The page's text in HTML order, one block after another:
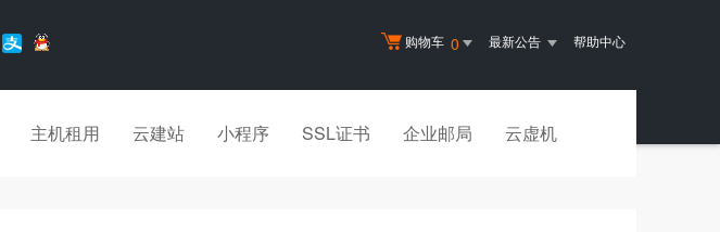
购物车 0 最新公告 帮助中心
主机租用 云建站 小程序 SSL证书 企业邮局 云虚机